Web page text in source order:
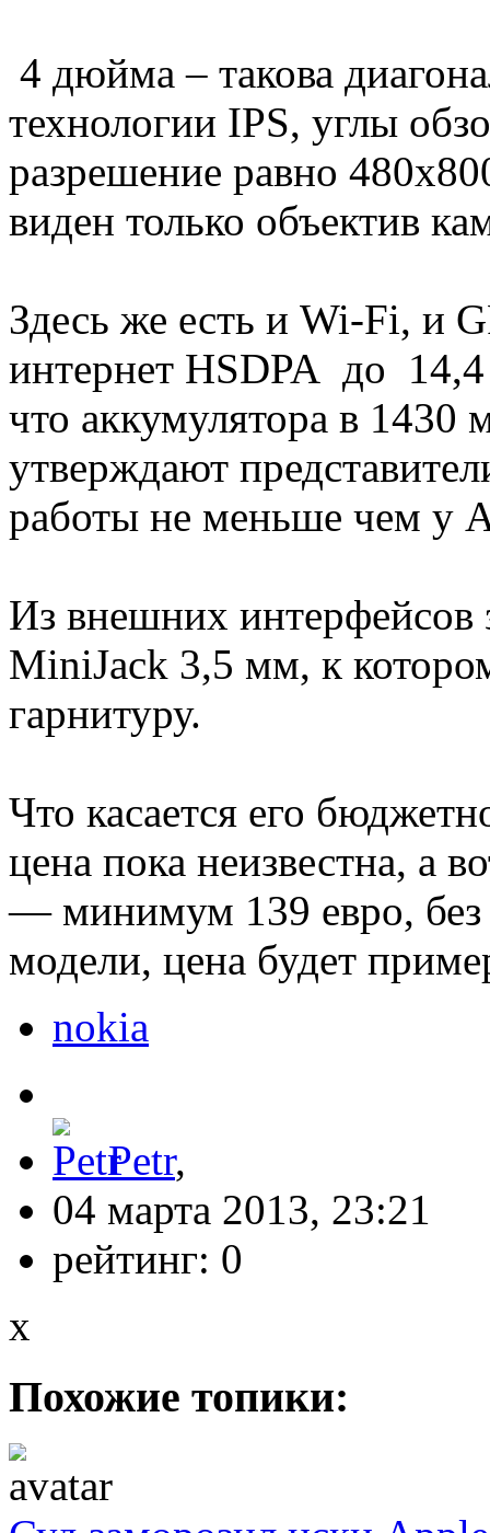
4 дюйма – такова
технологии IPS, углы
разрешение равно
виден только объектив
Здесь же есть и Wi-Fi, и
интернет HSDPA до
что аккумулятора в 1430
утверждают
работы не меньше чем у
Из внешних интерфейсов
MiniJack 3,5 мм, к
гарнитуру.
Что касается его
цена пока неизвестна, а
— минимум 139 евро,
модели, цена будет
nokia
Petr,
04 марта 2013, 23:21
рейтинг: 0
x
Похожие топики: